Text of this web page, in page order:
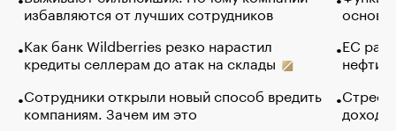
избавляются от лучших сотрудников
Как банк Wildberries резко нарастил
кредиты селлерам до атак на склады
Сотрудники открыли новый способ вредить
компаниям. Зачем им это
основ
ЕС
нефти